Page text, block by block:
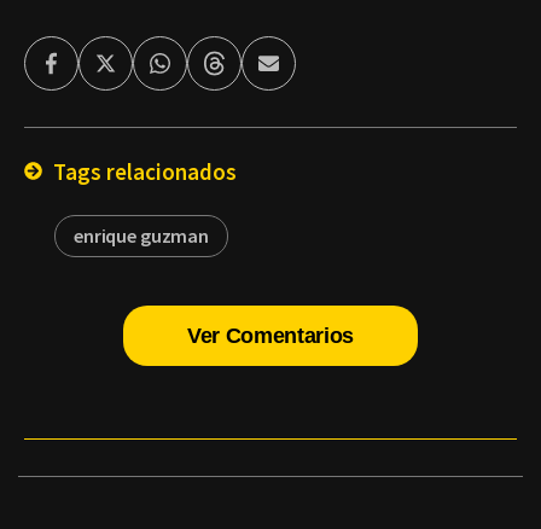
FacebookTwitterWhatsappThreadsEnviar
por
Tags relacionados
enrique guzman
Ver Comentarios